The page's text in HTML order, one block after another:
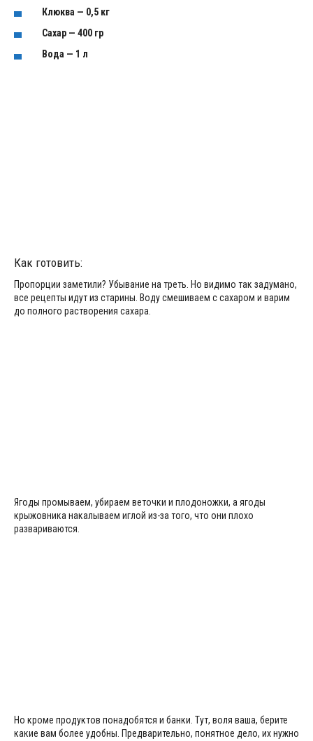
Клюква — 0,5 кг
Сахар — 400 гр
Вода — 1 л
Как готовить:
Пропорции заметили? Убывание на треть. Но видимо так задумано,
все рецепты идут из старины. Воду смешиваем с сахаром и варим
до полного растворения сахара.
Ягоды промываем, убираем веточки и плодоножки, а ягоды
крыжовника накалываем иглой из-за того, что они плохо
развариваются.
Но кроме продуктов понадобятся и банки. Тут, воля ваша, берите
какие вам более удобны. Предварительно, понятное дело, их нужно